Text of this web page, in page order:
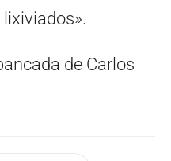
de Carlos